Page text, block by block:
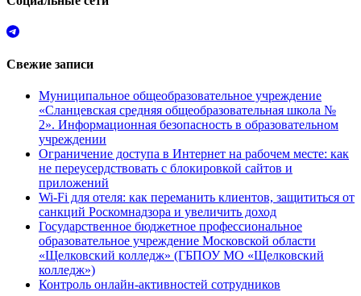
Свежие записи
Муниципальное общеобразовательное учреждение
«Сланцевская средняя общеобразовательная школа №
2». Информационная безопасность в образовательном
учреждении
Ограничение доступа в Интернет на рабочем месте: как
не переусердствовать с блокировкой сайтов и
приложений
Wi-Fi для отеля: как переманить клиентов, защититься от
санкций Роскомнадзора и увеличить доход
Государственное бюджетное профессиональное
образовательное учреждение Московской области
«Щелковский колледж» (ГБПОУ МО «Щелковский
колледж»)
Контроль онлайн-активностей сотрудников